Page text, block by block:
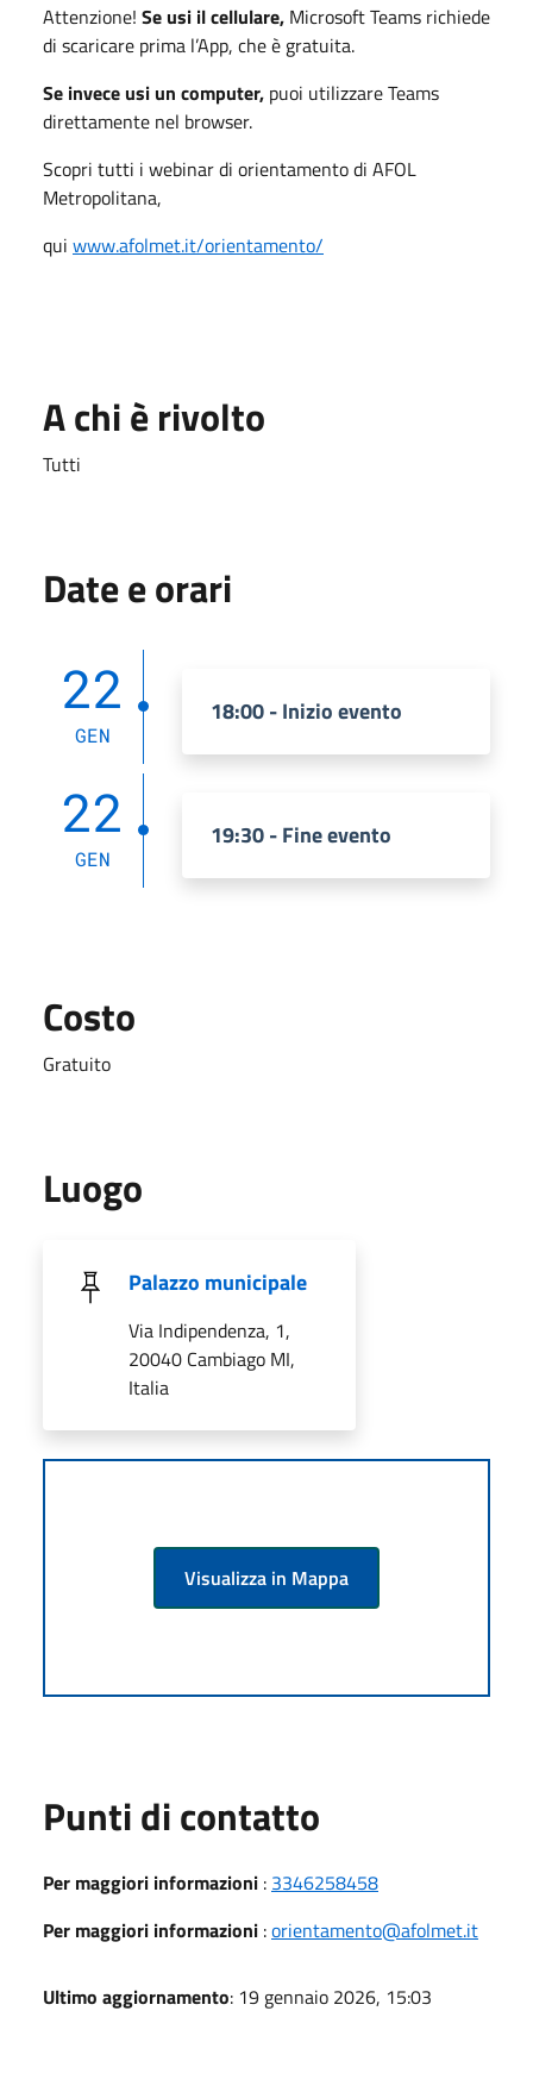
Attenzione! Se usi il cellulare, Microsoft Teams richiede
di scaricare prima l’App, che è gratuita.
Se invece usi un computer, puoi utilizzare Teams
direttamente nel browser.
Scopri tutti i webinar di orientamento di AFOL
Metropolitana,
qui www.afolmet.it/orientamento/
A chi è rivolto
Tutti
Date e orari
22
GEN
18:00 - Inizio evento
22
GEN
19:30 - Fine evento
Costo
Gratuito
Luogo
Palazzo municipale
Via Indipendenza, 1,
20040 Cambiago MI,
Italia
Visualizza in Mappa
Punti di contatto
Per maggiori informazioni : 3346258458
Per maggiori informazioni :orientamento@afolmet.it
Ultimo aggiornamento: 19 gennaio 2026, 15:03